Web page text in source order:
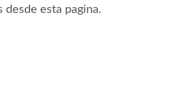
desde esta pagina.